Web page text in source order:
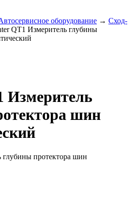
оборудование → Сход-
QT1 Измеритель глубины
Измеритель
шин
протектора шин